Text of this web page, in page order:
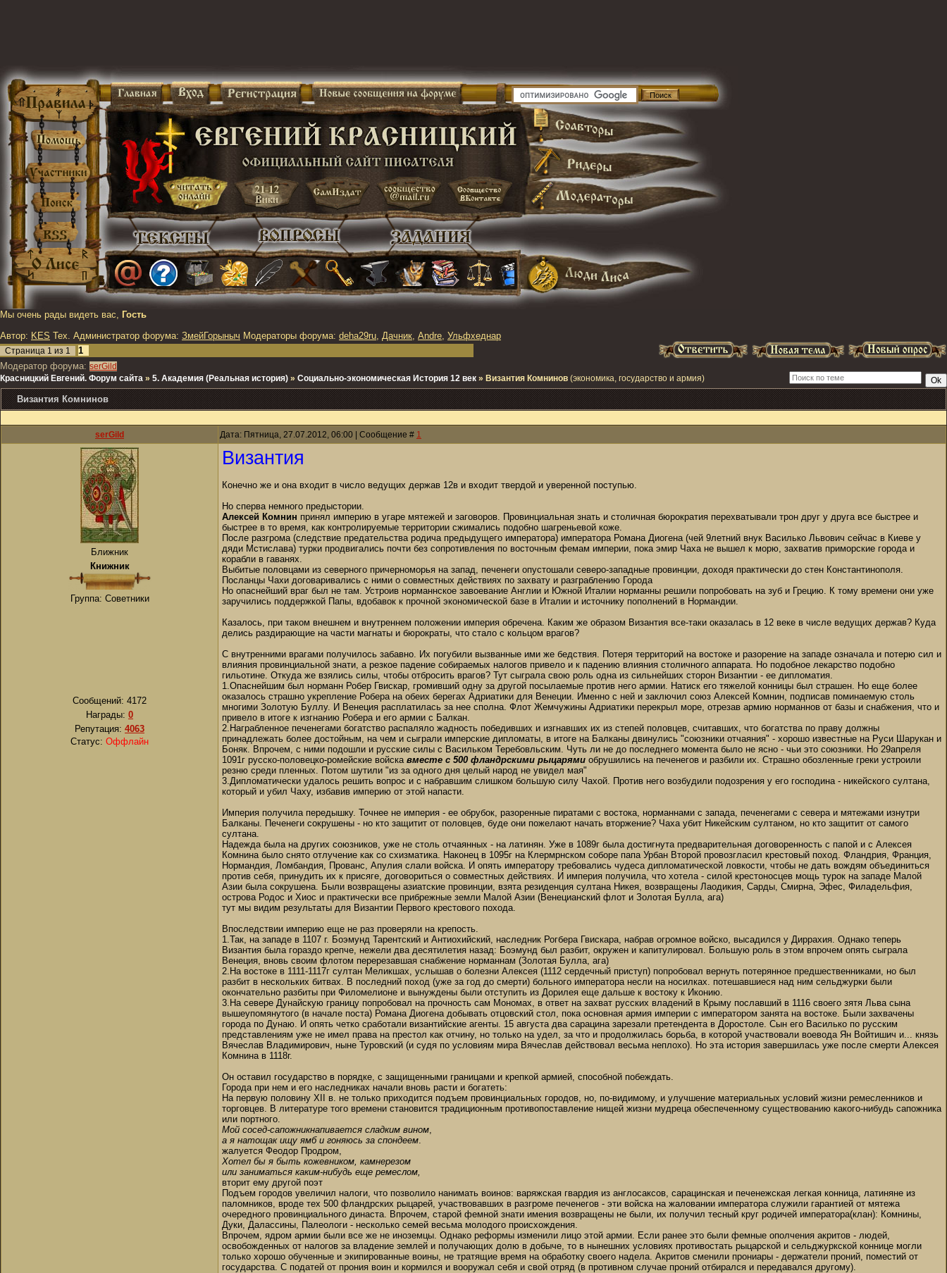
Мы очень рады видеть вас, Гость
Автор: KES Тех. Администратор форума: ЗмейГорыныч Модераторы форума: deha29ru, Дачник, Andre, Ульфхеднар
Страница 1 из 1
1
Модератор форума: serGild
Красницкий Евгений. Форум сайта » 5. Академия (Реальная история) » Социально-экономическая История 12 век » Византия Комнинов (экономика, государство и армия)
Византия Комнинов
serGild Дата: Пятница, 27.07.2012, 06:00 | Сообщение # 1
Ближник
Книжник
Группа: Советники
Сообщений: 4172
Награды: 0
Репутация: 4063
Статус: Оффлайн
Византия
Конечно же и она входит в число ведущих держав 12в и входит твердой и уверенной поступью.
Но сперва немного предыстории.
Алексей Комнин принял империю в угаре мятежей и заговоров. Провинциальная знать и столичная бюрократия перехватывали трон друг у друга все быстрее и
быстрее в то время, как контролируемые территории сжимались подобно шагреньевой коже.
После разгрома (следствие предательства родича предыдущего императора) императора Романа Диогена (чей 9летний внук Василько Львович сейчас в Киеве у
дяди Мстислава) турки продвигались почти без сопротивления по восточным фемам империи, пока эмир Чаха не вышел к морю, захватив приморские города и
корабли в гаванях.
Выбитые половцами из северного причерноморья на запад, печенеги опустошали северо-западные провинции, доходя практически до стен Константинополя.
Посланцы Чахи договаривались с ними о совместных действиях по захвату и разграблению Города
Но опаснейший враг был не там. Устроив норманнское завоевание Англии и Южной Италии норманны решили попробовать на зуб и Грецию. К тому времени они уже
заручились поддержкой Папы, вдобавок к прочной экономической базе в Италии и источнику пополнений в Нормандии.
Казалось, при таком внешнем и внутреннем положении империя обречена. Каким же образом Византия все-таки оказалась в 12 веке в числе ведущих держав? Куда
делись раздирающие на части магнаты и бюрократы, что стало с кольцом врагов?
С внутренними врагами получилось забавно. Их погубили вызванные ими же бедствия. Потеря территорий на востоке и разорение на западе означала и потерю сил и
влияния провинциальной знати, а резкое падение собираемых налогов привело и к падению влияния столичного аппарата. Но подобное лекарство подобно
гильотине. Откуда же взялись силы, чтобы отбросить врагов? Тут сыграла свою роль одна из сильнейших сторон Византии - ее дипломатия.
1.Опаснейшим был норманн Робер Гвискар, громивший одну за другой посылаемые против него армии. Натиск его тяжелой конницы был страшен. Но еще более
оказалось страшно укрепление Робера на обеих берегах Адриатики для Венеции. Именно с ней и заключил союз Алексей Комнин, подписав поминаемую столь
многими Золотую Буллу. И Венеция расплатилась за нее сполна. Флот Жемчужины Адриатики перекрыл море, отрезав армию норманнов от базы и снабжения, что и
привело в итоге к изгнанию Робера и его армии с Балкан.
2.Награбленное печенегами богатство распаляло жадность победивших и изгнавших их из степей половцев, считавших, что богатства по праву должны
принадлежать более достойным, на чем и сыграли имперские дипломаты, в итоге на Балканы двинулись "союзники отчаяния" - хорошо известные на Руси Шарукан и
Боняк. Впрочем, с ними подошли и русские силы с Васильком Теребовльским. Чуть ли не до последнего момента было не ясно - чьи это союзники. Но 29апреля
1091г русско-половецко-ромейские войска вместе с 500 фландрскими рыцарями обрушились на печенегов и разбили их. Страшно обозленные греки устроили
резню среди пленных. Потом шутили "из за одного дня целый народ не увидел мая"
3.Дипломатически удалось решить вопрос и с набравшим слишком большую силу Чахой. Против него возбудили подозрения у его господина - никейского султана,
который и убил Чаху, избавив империю от этой напасти.
Империя получила передышку. Точнее не империя - ее обрубок, разоренные пиратами с востока, норманнами с запада, печенегами с севера и мятежами изнутри
Балканы. Печенеги сокрушены - но кто защитит от половцев, буде они пожелают начать вторжение? Чаха убит Никейским султаном, но кто защитит от самого
султана.
Надежда была на других союзников, уже не столь отчаянных - на латинян. Уже в 1089г была достигнута предварительная договоренность с папой и с Алексея
Комнина было снято отлучение как со схизматика. Наконец в 1095г на Клермрнском соборе папа Урбан Второй провозгласил крестовый поход. Фландрия, Франция,
Нормандия, Ломбандия, Прованс, Апулия слали войска. И опять императору требовались чудеса дипломатической ловкости, чтобы не дать вождям объединиться
против себя, принудить их к присяге, договориться о совместных действиях. И империя получила, что хотела - силой крестоносцев мощь турок на западе Малой
Азии была сокрушена. Были возвращены азиатские провинции, взята резиденция султана Никея, возвращены Лаодикия, Сарды, Смирна, Эфес, Филадельфия,
острова Родос и Хиос и практически все прибрежные земли Малой Азии (Венецианский флот и Золотая Булла, ага)
тут мы видим результаты для Византии Первого крестового похода.
Впоследствии империю еще не раз проверяли на крепость.
1.Так, на западе в 1107 г. Боэмунд Тарентский и Антиохийский, наследник Рогбера Гвискара, набрав огромное войско, высадился у Диррахия. Однако теперь
Византия была гораздо крепче, нежели два десятилетия назад: Боэмунд был разбит, окружен и капитулировал. Большую роль в этом впрочем опять сыграла
Венеция, вновь своим флотом перерезавшая снабжение норманнам (Золотая Булла, ага)
2.На востоке в 1111-1117г султан Меликшах, услышав о болезни Алексея (1112 сердечный приступ) попробовал вернуть потерянное предшественниками, но был
разбит в нескольких битвах. В последний поход (уже за год до смерти) больного императора несли на носилках. потешавшиеся над ним сельджурки были
окончательно разбиты при Филомелионе и вынуждены были отступить из Дорилея еще дальше к востоку к Иконию.
3.На севере Дунайскую границу попробовал на прочность сам Мономах, в ответ на захват русских владений в Крыму пославший в 1116 своего зятя Льва сына
вышеупомянутого (в начале поста) Романа Диогена добывать отцовский стол, пока основная армия империи с императором занята на востоке. Были захвачены
города по Дунаю. И опять четко сработали византийские агенты. 15 августа два сарацина зарезали претендента в Доростоле. Сын его Василько по русским
представлениям уже не имел права на престол как отчину, но только на удел, за что и продолжилась борьба, в которой участвовали воевода Ян Войтишич и... князь
Вячеслав Владимирович, ныне Туровский (и судя по условиям мира Вячеслав действовал весьма неплохо). Но эта история завершилась уже после смерти Алексея
Комнина в 1118г.
Он оставил государство в порядке, с защищенными границами и крепкой армией, способной побеждать.
Города при нем и его наследниках начали вновь расти и богатеть:
На первую половину XII в. не только приходится подъем провинциальных городов, но, по-видимому, и улучшение материальных условий жизни ремесленников и
торговцев. В литературе того времени становится традиционным противопоставление нищей жизни мудреца обеспеченному существованию какого-нибудь сапожника
или портного.
Мой сосед-сапожникнапивается сладким вином,
а я натощак ищу ямб и гоняюсь за спондеем.
жалуется Феодор Продром,
Хотел бы я быть кожевником, камнерезом
или заниматься каким-нибудь еще ремеслом,
вторит ему другой поэт
Подъем городов увеличил налоги, что позволило нанимать воинов: варяжская гвардия из англосаксов, сарацинская и печенежская легкая конница, латиняне из
паломников, вроде тех 500 фландрских рыцарей, участвовавших в разгроме печенегов - эти войска на жаловании императора служили гарантией от мятежа
очередного провинциального династа. Впрочем, старой фемной знати имения возвращены не были, их получил тесный круг родичей императора(клан): Комнины,
Дуки, Далассины, Палеологи - несколько семей весьма молодого происхождения.
Впрочем, ядром армии были все же не иноземцы. Однако реформы изменили лицо этой армии. Если ранее это были фемные ополчения акритов - людей,
освобожденных от налогов за владение землей и получающих долю в добыче, то в нынешних условиях противостать рыцарской и сельджуркской коннице могли
только хорошо обученные и экипированные воины, не тратящие время на обработку своего надела. Акритов сменили прониары - держатели проний, поместий от
государства. С податей от прония воин и кормился и вооружал себя и свой отряд (в противном случае проний отбирался и передавался другому).